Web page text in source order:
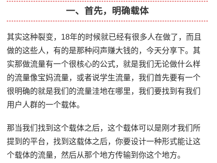
一、首先，明确载体
其实这种裂变，18年的时候就已经有很多人在做了，而且
做的这些人，有的是那种闷声赚大钱的，今天分享下。其
实那做流量有一个很核心的公式，就是我们无论做什么样
的流量像宝妈流量，或者说学生流量，我们首先要有一个
很明确的就是我们的流量洼地在哪里，我们要找到有我们
用户人群的一个载体。
那当我们找到这个载体之后，这个载体可以是刚才我们所
提到的平台，找到这载体之后，你要设计一种形式能让这
个载体的流量，然后从那个地方传输到你这个地方。